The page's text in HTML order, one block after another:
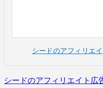
シードのアフィリエ
シードのアフィリエイト広